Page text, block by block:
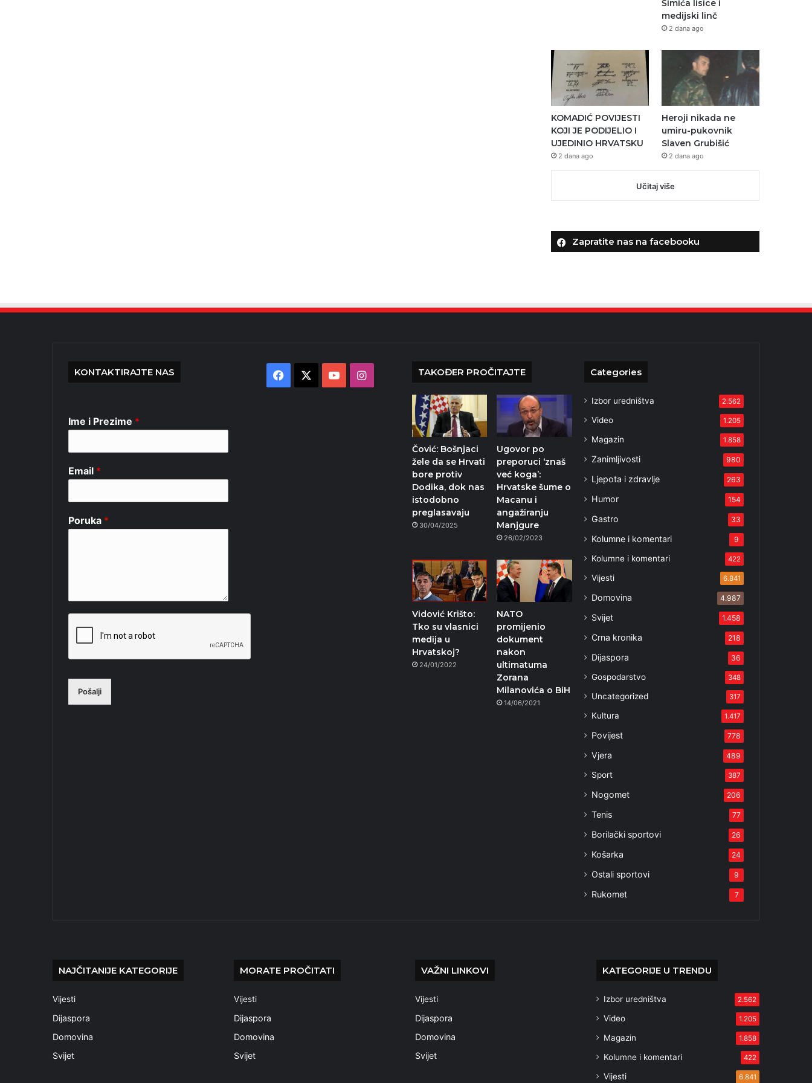
Šimića lisice i
medijski linč
2 dana ago
KOMADIĆ POVIJESTI
KOJI JE PODIJELIO I
UJEDINIO HRVATSKU
2 dana ago
Heroji nikada ne
umiru-pukovnik
Slaven Grubišić
2 dana ago
Učitaj više
Zapratite nas na facebooku
KONTAKTIRAJTE NAS
Ime i Prezime *
Email *
Poruka *
Pošalji
Facebook YouTubeInstagram TAKOĐER PROČITAJTE
Čović: Bošnjaci
žele da se Hrvati
bore protiv
Dodika, dok nas
istodobno
preglasavaju
30/04/2025
Ugovor po
preporuci ‘znaš
već koga’:
Hrvatske šume o
Macanu i
angažiranju
Manjgure
26/02/2023
Vidović Krišto:
Tko su vlasnici
medija u
Hrvatskoj?
24/01/2022
NATO
promijenio
dokument
nakon
ultimatuma
Zorana
Milanovića o BiH
14/06/2021
Categories
Izbor uredništva 2.562
Video 1.205
Magazin 1.858
Zanimljivosti 980
Ljepota i zdravlje 263
Humor 154
Gastro 33
Kolumne i komentari 9
Kolumne i komentari 422
Vijesti 6.841
Domovina 4.987
Svijet 1.458
Crna kronika 218
Dijaspora 36
Gospodarstvo 348
Uncategorized 317
Kultura 1.417
Povijest 778
Vjera 489
Sport 387
Nogomet 206
Tenis 77
Borilački sportovi 26
Košarka 24
Ostali sportovi 9
Rukomet 7
NAJČITANIJE KATEGORIJE
Vijesti
Dijaspora
Domovina
Svijet
MORATE PROČITATI
Vijesti
Dijaspora
Domovina
Svijet
VAŽNI LINKOVI
Vijesti
Dijaspora
Domovina
Svijet
KATEGORIJE U TRENDU
Izbor uredništva 2.562
Video 1.205
Magazin 1.858
Kolumne i komentari 422
Vijesti 6.841